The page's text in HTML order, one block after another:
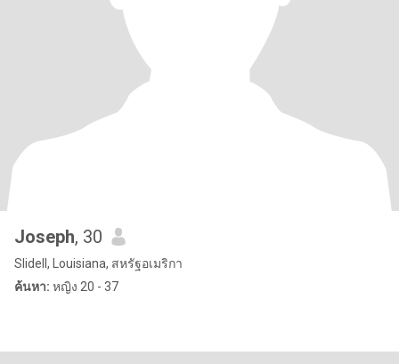
Joseph, 30
Slidell, Louisiana, สหรัฐอเมริกา
ค้นหา: หญิง 20 - 37